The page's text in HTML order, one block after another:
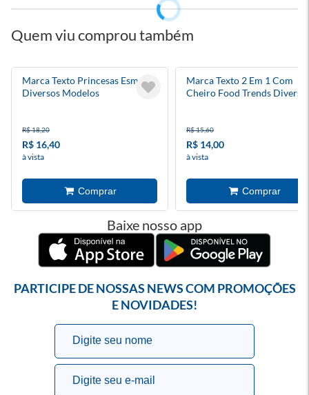
Quem viu comprou também
Marca Texto Princesas Esmalte
Diversos Modelos
R$ 18,20
R$ 16,40
à vista
Marca Texto 2 Em 1 Com
Cheiro Food Trends
R$ 15,60
R$ 14,00
à vista
Baixe nosso app
PARTICIPE DE NOSSAS NEWS COM PROMOÇÕES
E NOVIDADES!